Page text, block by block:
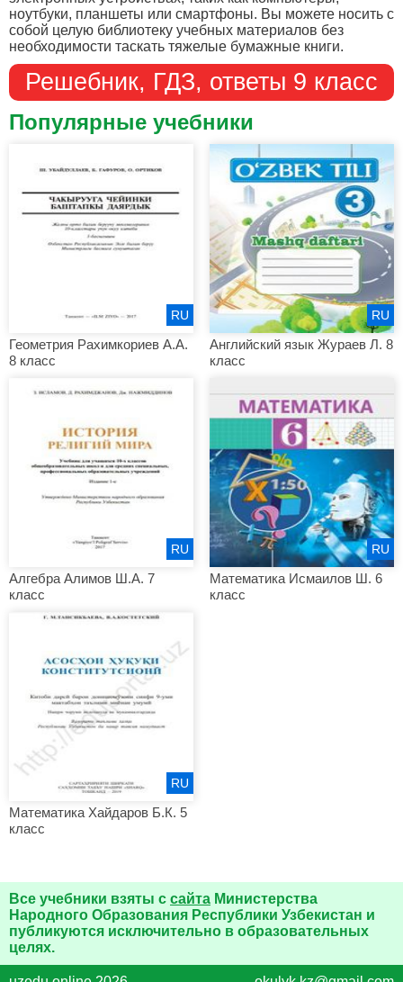
ноутбуки, планшеты или смартфоны. Вы можете носить с
собой целую библиотеку учебных материалов без
необходимости таскать тяжелые бумажные книги.
Решебник, ГДЗ, ответы 9 класс
Популярные учебники
Геометрия Рахимкориев А.А.
8 класс
RU
Английский язык Жураев Л. 8
класс
RU
Алгебра Алимов Ш.А. 7
класс
RU
Математика Исмаилов Ш. 6
класс
RU
Математика Хайдаров Б.К. 5
класс
RU
Все учебники взяты с сайта Министерства
Народного Образования Республики Узбекистан и
публикуются исключительно в образовательных
целях.